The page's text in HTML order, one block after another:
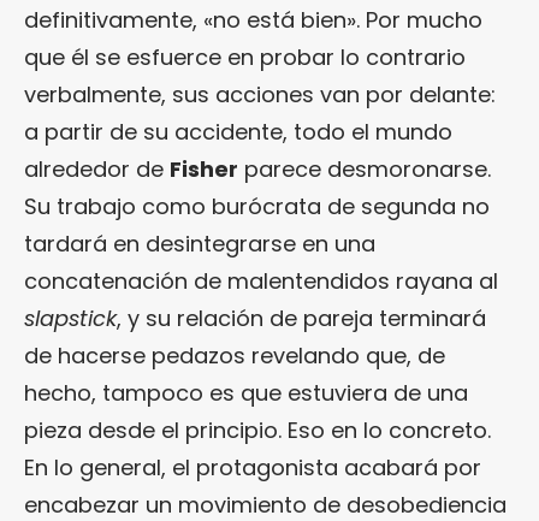
definitivamente, «no está bien». Por mucho
que él se esfuerce en probar lo contrario
verbalmente, sus acciones van por delante:
a partir de su accidente, todo el mundo
alrededor de Fisher parece desmoronarse.
Su trabajo como burócrata de segunda no
tardará en desintegrarse en una
concatenación de malentendidos rayana al
slapstick, y su relación de pareja terminará
de hacerse pedazos revelando que, de
hecho, tampoco es que estuviera de una
pieza desde el principio. Eso en lo concreto.
En lo general, el protagonista acabará por
encabezar un movimiento de desobediencia